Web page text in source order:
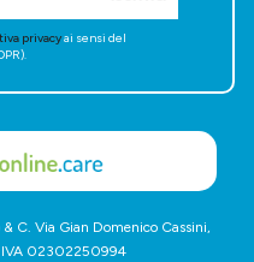
privacyai sensi del
& C. Via Gian Domenico Cassini,
IVA 02302250994